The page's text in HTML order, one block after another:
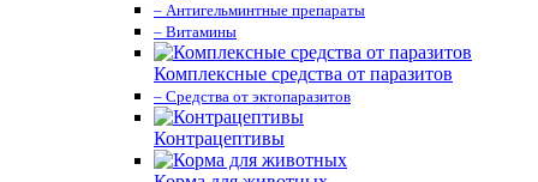
– Антигельминтные препараты
– Витамины
Комплексные средства от паразитов
– Средства от эктопаразитов
Контрацептивы